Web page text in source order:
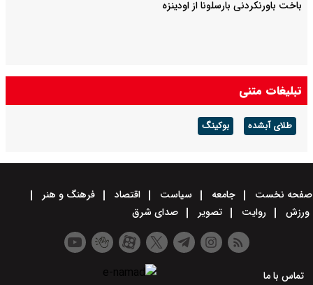
باخت باورنکردنی بارسلونا از اودینزه
تبلیغات متنی
طلای آبشده بوکینگ
صفحه نخست جامعه سیاست اقتصاد
فرهنگ و هنر
ورزش
روایت تصویر صدای شرق
تماس با ما